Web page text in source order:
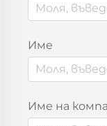
Име
Име на